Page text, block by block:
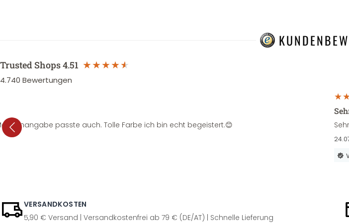
Trusted Shops4.51
4.740 Bewertungen
passte auch. Tolle Farbe ich bin echt begeistert.😊
VERSANDKOSTEN
5,90 € Versand | Versandkostenfrei ab 79 € (DE/AT) | Schnelle Lieferung